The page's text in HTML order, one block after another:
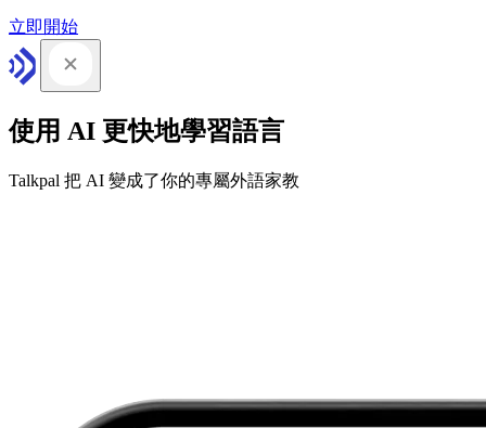
立即開始
使用 AI 更快地學習語言
Talkpal 把 AI 變成了你的專屬外語家教